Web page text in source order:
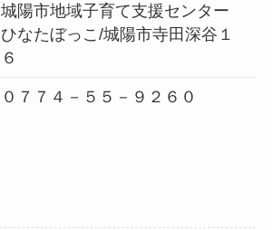
城陽市地域子育て支援センター
ひなたぼっこ/城陽市寺田深谷１
６
０７７４－５５－９２６０